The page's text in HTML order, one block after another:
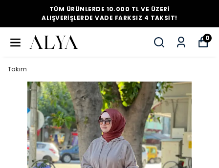
TÜM ÜRÜNLERDE 10.000 TL VE ÜZERI
ALIŞVERIŞLERDE VADE FARKSIZ 4 TAKSIT!
0
Takım